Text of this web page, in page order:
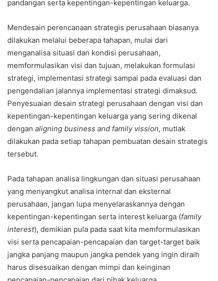
pandangan serta kepentingan-kepentingan keluarga.
Mendesain perencanaan strategis perusahaan biasanya
dilakukan melalui beberapa tahapan, mulai dari
menganalisa situasi dan kondisi perusahaan,
memformulasikan visi dan tujuan, melakukan formulasi
strategi, implementasi strategi sampai pada evaluasi dan
pengendalian jalannya implementasi strategi dimaksud.
Penyesuaian desain strategi perusahaan dengan visi dan
kepentingan-kepentingan keluarga yang sering dikenal
dengan aligning business and family vission, mutlak
dilakukan pada setiap tahapan pembuatan desain strategis
tersebut.
Pada tahapan analisa lingkungan dan situasi perusahaan
yang menyangkut analisa internal dan eksternal
perusahaan, jangan lupa menyelaraskannya dengan
kepentingan-kepentingan serta interest keluarga (family
interest), demikian pula pada saat kita memformulasikan
visi serta pencapaian-pencapaian dan target-target baik
jangka panjang maupun jangka pendek yang ingin diraih
harus disesuaikan dengan mimpi dan keinginan